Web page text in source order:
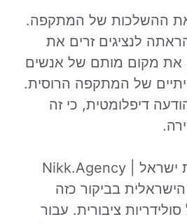
ההשלכות של המתקפה.
לנציגים זרים את
את מקום מותם של אנשים
של המתקפה הרוסית.
דיפלומטית, כי זה
בהקשר זה, חדשות ישראל | Nikk.Agency
בביקור כזה
ציבורית. עבור